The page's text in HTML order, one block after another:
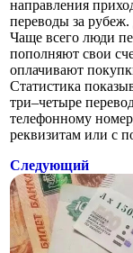
направления
переводы за
Чаще всего люди
пополняют свои
оплачивают
Статистика
три–четыре
телефонному
реквизитам или с
Следующий